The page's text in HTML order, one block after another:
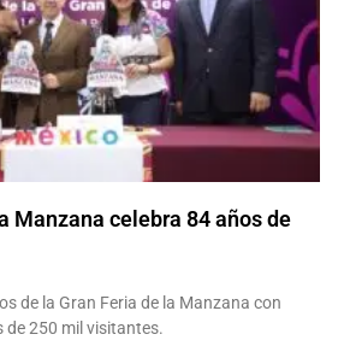
Manzana celebra 84 años de
de la Gran Feria de la Manzana con
250 mil visitantes.